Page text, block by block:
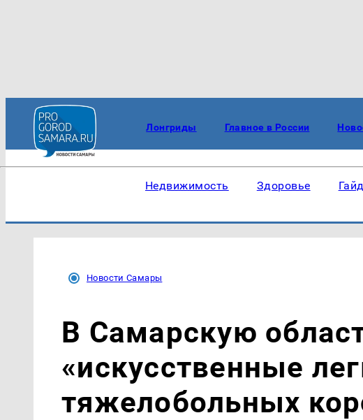
Лонгриды Главное в России
Недвижимость Здоровье
Новости Самары
В Самарскую
«искусственные
тяжелобольных